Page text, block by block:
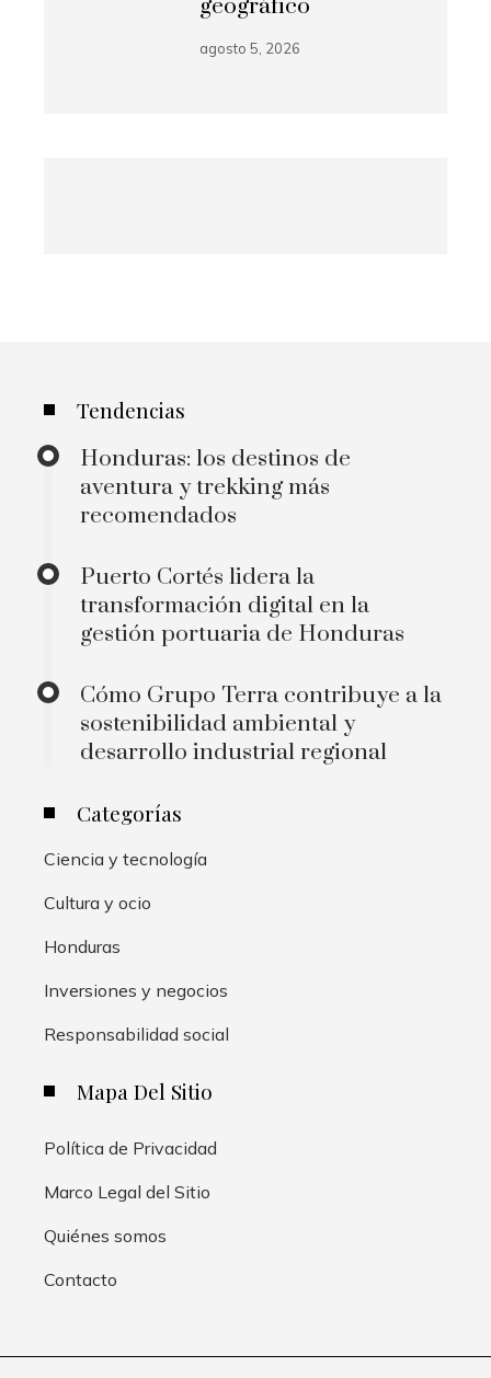
geográfico
agosto 5, 2026
Tendencias
Honduras: los destinos de
aventura y trekking más
recomendados
Puerto Cortés lidera la
transformación digital en la
gestión portuaria de Honduras
Cómo Grupo Terra contribuye a la
sostenibilidad ambiental y
desarrollo industrial regional
Categorías
Ciencia y tecnología
Cultura y ocio
Honduras
Inversiones y negocios
Responsabilidad social
Mapa Del Sitio
Política de Privacidad
Marco Legal del Sitio
Quiénes somos
Contacto